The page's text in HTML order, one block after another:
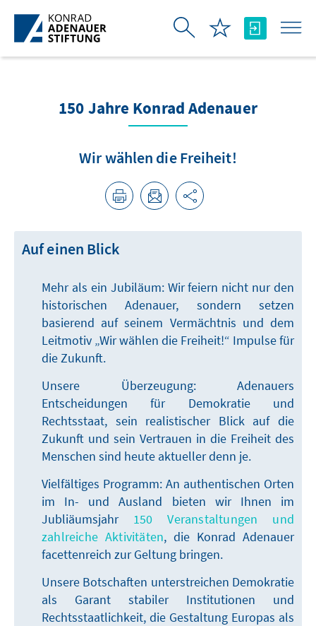
Saltar al contenido principal
150 Jahre Konrad Adenauer
Wir wählen die Freiheit!
Auf einen Blick
Mehr als ein Jubiläum: Wir feiern nicht nur den
historischen Adenauer, sondern setzen
basierend auf seinem Vermächtnis und dem
Leitmotiv „Wir wählen die Freiheit!“ Impulse für
die Zukunft.
Unsere Überzeugung: Adenauers
Entscheidungen für Demokratie und
Rechtsstaat, sein realistischer Blick auf die
Zukunft und sein Vertrauen in die Freiheit des
Menschen sind heute aktueller denn je.
Vielfältiges Programm: An authentischen Orten
im In- und Ausland bieten wir Ihnen im
Jubliäumsjahr 150 Veranstaltungen und
zahlreiche Aktivitäten, die Konrad Adenauer
facettenreich zur Geltung bringen.
Unsere Botschaften unterstreichen Demokratie
als Garant stabiler Institutionen und
Rechtsstaatlichkeit, die Gestaltung Europas als